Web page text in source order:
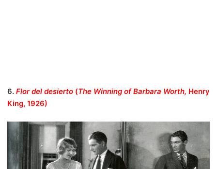
6. Flor del desierto (The Winning of Barbara Worth, Henry
King, 1926)